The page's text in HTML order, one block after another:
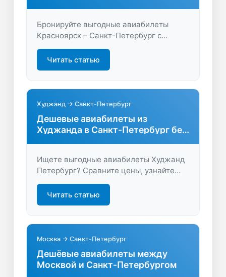
Бронируйте выгодные авиабилеты
Красноярск – Санкт-Петербург с
Сравните цены, найдите прямые рейсы
и сэкономьте на перелёте!
Читать статью
Худжанд → Санкт-Петербург
Дешевые авиабилеты из
Худжанда в Санкт-Петербург без
Ищете выгодные авиабилеты Худжанд
Петербург? Сравните цены, узнайте
расписание и найдите оптимальные
маршруты. Экономьте время и деньги,
бронируйте на LastBilet.ru!
Читать статью
Москва → Санкт-Петербург
Дешёвые авиабилеты между
Москвой и Санкт-Петербургом